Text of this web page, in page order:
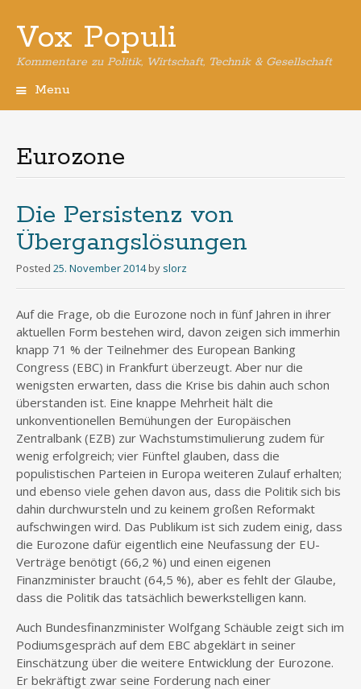
Vox Populi
Kommentare zu Politik, Wirtschaft, Technik & Gesellschaft
Menu
Eurozone
Die Persistenz von
Übergangslösungen
Posted 25. November 2014 by slorz
Auf die Frage, ob die Eurozone noch in fünf Jahren in ihrer
aktuellen Form bestehen wird, davon zeigen sich immerhin
knapp 71 % der Teilnehmer des European Banking
Congress (EBC) in Frankfurt überzeugt. Aber nur die
wenigsten erwarten, dass die Krise bis dahin auch schon
überstanden ist. Eine knappe Mehrheit hält die
unkonventionellen Bemühungen der Europäischen
Zentralbank (EZB) zur Wachstumstimulierung zudem für
wenig erfolgreich; vier Fünftel glauben, dass die
populistischen Parteien in Europa weiteren Zulauf erhalten;
und ebenso viele gehen davon aus, dass die Politik sich bis
dahin durchwursteln und zu keinem großen Reformakt
aufschwingen wird. Das Publikum ist sich zudem einig, dass
die Eurozone dafür eigentlich eine Neufassung der EU-
Verträge benötigt (66,2 %) und einen eigenen
Finanzminister braucht (64,5 %), aber es fehlt der Glaube,
dass die Politik das tatsächlich bewerkstelligen kann.
Auch Bundesfinanzminister Wolfgang Schäuble zeigt sich im
Podiumsgespräch auf dem EBC abgeklärt in seiner
Einschätzung über die weitere Entwicklung der Eurozone.
Er bekräftigt zwar seine Forderung nach einer